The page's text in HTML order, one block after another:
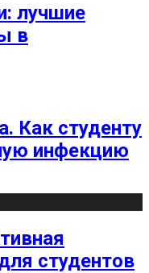
лучшие
в
Как студенту
инфекцию
студентов